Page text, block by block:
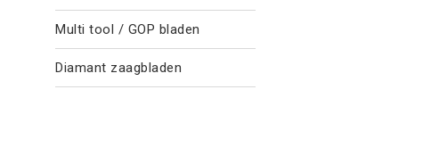
Multi tool / GOP bladen
Diamant zaagbladen